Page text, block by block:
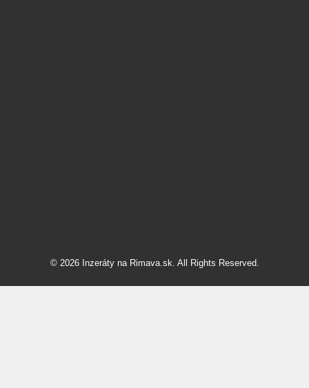
© 2026 Inzeráty na Rimava.sk. All Rights Reserved.